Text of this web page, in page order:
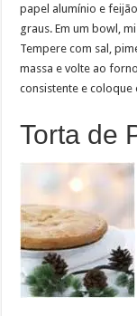
papel alumínio e
graus. Em um bowl,
Tempere com sal,
massa e volte ao
consistente e coloque
Torta de